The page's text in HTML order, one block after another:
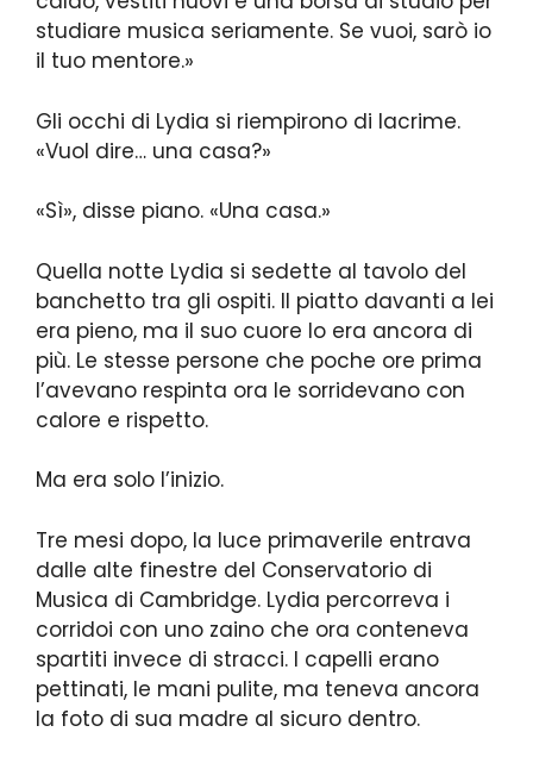
studiare musica seriamente. Se vuoi, sarò io
il tuo mentore.»
Gli occhi di Lydia si riempirono di lacrime.
«Vuol dire… una casa?»
«Sì», disse piano. «Una casa.»
Quella notte Lydia si sedette al tavolo del
banchetto tra gli ospiti. Il piatto davanti a lei
era pieno, ma il suo cuore lo era ancora di
più. Le stesse persone che poche ore prima
l’avevano respinta ora le sorridevano con
calore e rispetto.
Ma era solo l’inizio.
Tre mesi dopo, la luce primaverile entrava
dalle alte finestre del Conservatorio di
Musica di Cambridge. Lydia percorreva i
corridoi con uno zaino che ora conteneva
spartiti invece di stracci. I capelli erano
pettinati, le mani pulite, ma teneva ancora
la foto di sua madre al sicuro dentro.